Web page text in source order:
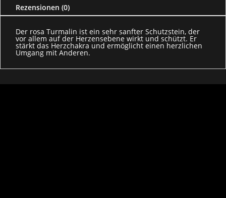
Rezensionen (0)
Der rosa Turmalin ist ein sehr sanfter Schutzstein, der
vor allem auf der Herzensebene wirkt und schützt. Er
stärkt das Herzchakra und ermöglicht einen herzlichen
Umgang mit Anderen.